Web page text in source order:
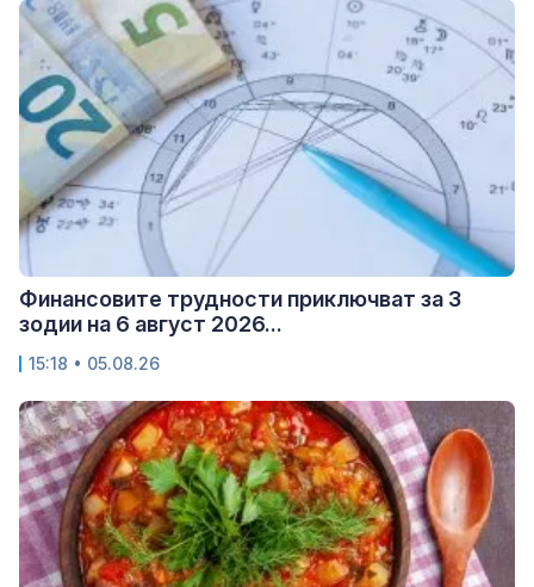
Финансовите трудности приключват за 3
зодии на 6 август 2026...
15:18 • 05.08.26